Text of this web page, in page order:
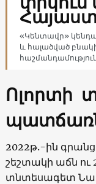
«Կենտավր»
և հալածված
Ոլորտի
2022թ.-ին
շեշտակի աճն ու
տնտեսագետ